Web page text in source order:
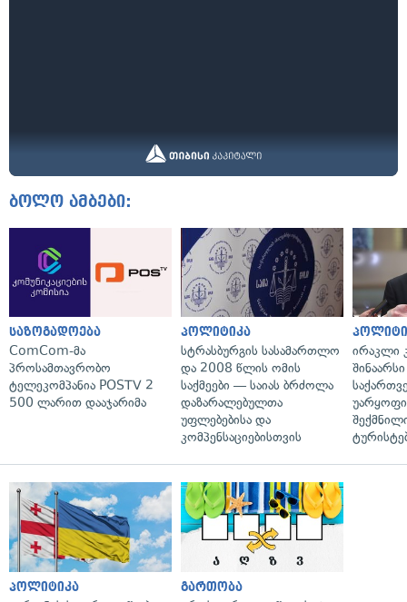
ბოლო ამბები:
საზოგადოება
ComCom-მა
პროსამთავრობო
ტელეკომპანია POSTV 2
500 ლარით დააჯარიმა
პოლიტიკა
სტრასბურგის სასამართლო
და 2008 წლის ომის
საქმეები — საიას ბრძოლა
დაზარალებულთა
უფლებებისა და
კომპენსაციებისთვის
ირაკლი
პოლიტიკა გართობა